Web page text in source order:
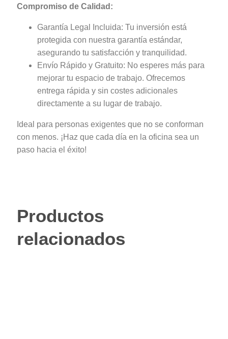
Compromiso de Calidad:
Garantía Legal Incluida: Tu inversión está
protegida con nuestra garantía estándar,
asegurando tu satisfacción y tranquilidad.
Envío Rápido y Gratuito: No esperes más para
mejorar tu espacio de trabajo. Ofrecemos
entrega rápida y sin costes adicionales
directamente a su lugar de trabajo.
Ideal para personas exigentes que no se conforman
con menos. ¡Haz que cada día en la oficina sea un
paso hacia el éxito!
Productos
relacionados